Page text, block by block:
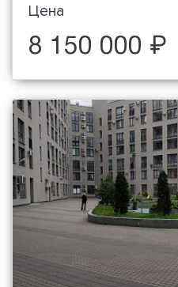
Цена
8 150 000 ₽